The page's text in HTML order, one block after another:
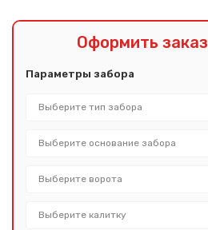
Оформить заказ
Параметры забора